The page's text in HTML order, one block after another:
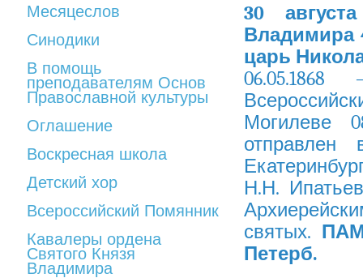
Месяцеслов
Синодики
В помощь
преподавателям Основ
Православной культуры
Оглашение
Воскресная школа
Детский хор
Всероссийский Помянник
Кавалеры ордена
Святого Князя
Владимира
30
Владимира
царь
06.05.1868
Могилеве
Н.Н.
святых.
Петерб.